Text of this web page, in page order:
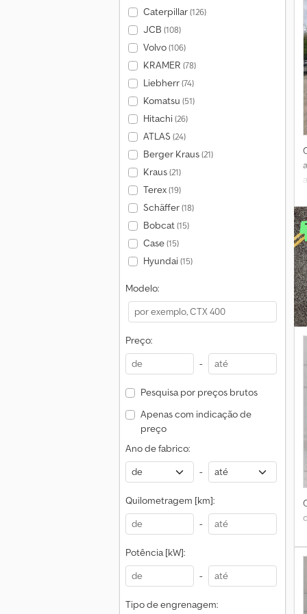
Caterpillar(126)
JCB (108)
Volvo(106)
KRAMER (78)
Liebherr(74)
Komatsu (51)
Hitachi(26)
ATLAS (24)
Berger Kraus(21)
Kraus(21)
Terex(19)
Schäffer(18)
Bobcat(15)
Case(15)
Hyundai(15)
Modelo:
Preço:
-
Pesquisa por preços brutos
Apenas com indicação de
preço
Ano de fabrico:
-
Quilometragem [km]:
-
Potência [kW]:
-
Tipo de engrenagem: